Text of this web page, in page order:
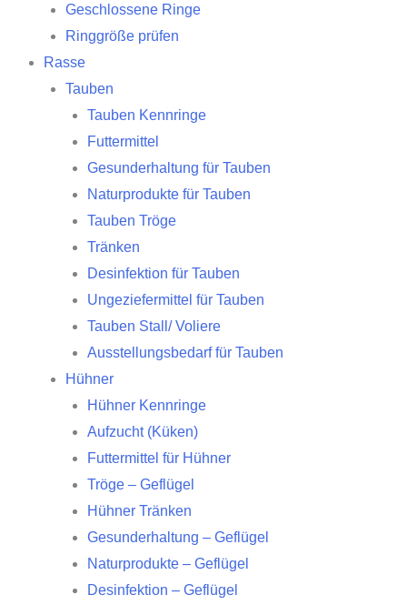
Geschlossene Ringe
Ringgröße prüfen
Rasse
Tauben
Tauben Kennringe
Futtermittel
Gesunderhaltung für Tauben
Naturprodukte für Tauben
Tauben Tröge
Tränken
Desinfektion für Tauben
Ungeziefermittel für Tauben
Tauben Stall/ Voliere
Ausstellungsbedarf für Tauben
Hühner
Hühner Kennringe
Aufzucht (Küken)
Futtermittel für Hühner
Tröge – Geflügel
Hühner Tränken
Gesunderhaltung – Geflügel
Naturprodukte – Geflügel
Desinfektion – Geflügel